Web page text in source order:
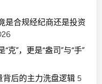
是合规经纪商还是投资
”，更是“盎司”与“手”
后的主力洗盘逻辑 5